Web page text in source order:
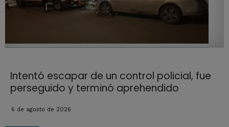
Intentó escapar de un control policial, fue
perseguido y terminó aprehendido
6 de agosto de 2026